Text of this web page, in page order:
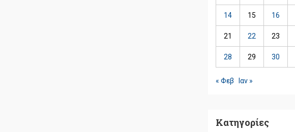
14 15 16
21 22 23
28 29 30
« Φεβ Ιαν »
Kατηγορίες